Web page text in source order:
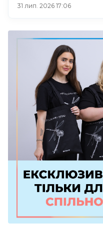
31 лип. 2026 17:06